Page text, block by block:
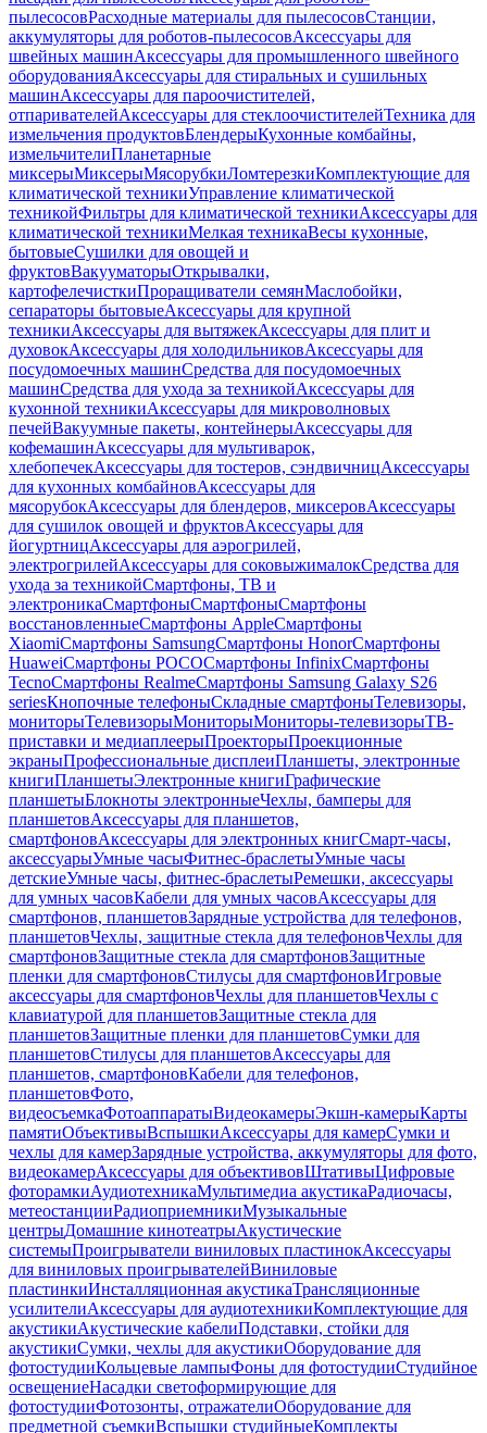
пылесосовРасходные материалы для пылесосовСтанции,
аккумуляторы для роботов-пылесосовАксессуары для
швейных машинАксессуары для промышленного швейного
оборудованияАксессуары для стиральных и сушильных
машинАксессуары для пароочистителей,
отпаривателейАксессуары для стеклоочистителейТехника для
измельчения продуктовБлендерыКухонные комбайны,
измельчителиПланетарные
миксерыМиксерыМясорубкиЛомтерезкиКомплектующие для
климатической техникиУправление климатической
техникойФильтры для климатической техникиАксессуары для
климатической техникиМелкая техникаВесы кухонные,
бытовыеСушилки для овощей и
фруктовВакууматорыОткрывалки,
картофелечисткиПроращиватели семянМаслобойки,
сепараторы бытовыеАксессуары для крупной
техникиАксессуары для вытяжекАксессуары для плит и
духовокАксессуары для холодильниковАксессуары для
посудомоечных машинСредства для посудомоечных
машинСредства для ухода за техникойАксессуары для
кухонной техникиАксессуары для микроволновых
печейВакуумные пакеты, контейнерыАксессуары для
кофемашинАксессуары для мультиварок,
хлебопечекАксессуары для тостеров, сэндвичницАксессуары
для кухонных комбайновАксессуары для
мясорубокАксессуары для блендеров, миксеровАксессуары
для сушилок овощей и фруктовАксессуары для
йогуртницАксессуары для аэрогрилей,
электрогрилейАксессуары для соковыжималокСредства для
ухода за техникойСмартфоны, ТВ и
электроникаСмартфоныСмартфоныСмартфоны
восстановленныеСмартфоны AppleСмартфоны
XiaomiСмартфоны SamsungСмартфоны HonorСмартфоны
HuaweiСмартфоны POCOСмартфоны InfinixСмартфоны
TecnoСмартфоны RealmeСмартфоны Samsung Galaxy S26
seriesКнопочные телефоныСкладные смартфоныТелевизоры,
мониторыТелевизорыМониторыМониторы-телевизорыТВ-
приставки и медиаплеерыПроекторыПроекционные
экраныПрофессиональные дисплеиПланшеты, электронные
книгиПланшетыЭлектронные книгиГрафические
планшетыБлокноты электронныеЧехлы, бамперы для
планшетовАксессуары для планшетов,
смартфоновАксессуары для электронных книгСмарт-часы,
аксессуарыУмные часыФитнес-браслетыУмные часы
детскиеУмные часы, фитнес-браслетыРемешки, аксессуары
для умных часовКабели для умных часовАксессуары для
смартфонов, планшетовЗарядные устройства для телефонов,
планшетовЧехлы, защитные стекла для телефоновЧехлы для
смартфоновЗащитные стекла для смартфоновЗащитные
пленки для смартфоновСтилусы для смартфоновИгровые
аксессуары для смартфоновЧехлы для планшетовЧехлы с
клавиатурой для планшетовЗащитные стекла для
планшетовЗащитные пленки для планшетовСумки для
планшетовСтилусы для планшетовАксессуары для
планшетов, смартфоновКабели для телефонов,
планшетовФото,
видеосъемкаФотоаппаратыВидеокамерыЭкшн-камерыКарты
памятиОбъективыВспышкиАксессуары для камерСумки и
чехлы для камерЗарядные устройства, аккумуляторы для фото,
видеокамерАксессуары для объективовШтативыЦифровые
фоторамкиАудиотехникаМультимедиа акустикаРадиочасы,
метеостанцииРадиоприемникиМузыкальные
центрыДомашние кинотеатрыАкустические
системыПроигрыватели виниловых пластинокАксессуары
для виниловых проигрывателейВиниловые
пластинкиИнсталляционная акустикаТрансляционные
усилителиАксессуары для аудиотехникиКомплектующие для
акустикиАкустические кабелиПодставки, стойки для
акустикиСумки, чехлы для акустикиОборудование для
фотостудииКольцевые лампыФоны для фотостудииСтудийное
освещениеНасадки светоформирующие для
фотостудииФотозонты, отражателиОборудование для
предметной съемкиВспышки студийныеКомплекты